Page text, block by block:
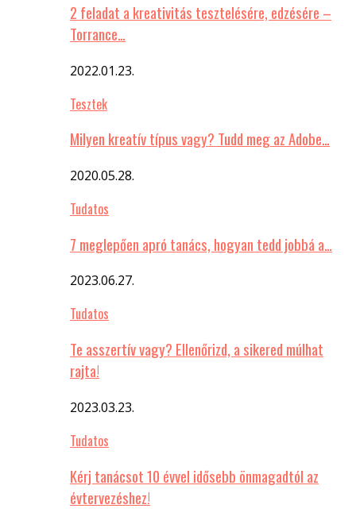
2 feladat a kreativitás tesztelésére, edzésére –
Torrance…
2022.01.23.
Tesztek
Milyen kreatív típus vagy? Tudd meg az Adobe…
2020.05.28.
Tudatos
7 meglepően apró tanács, hogyan tedd jobbá a…
2023.06.27.
Tudatos
Te asszertív vagy? Ellenőrizd, a sikered múlhat
rajta!
2023.03.23.
Tudatos
Kérj tanácsot 10 évvel idősebb önmagadtól az
évtervezéshez!